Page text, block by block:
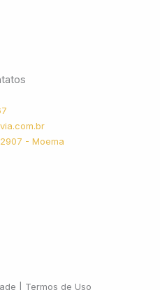
- Moema
| Termos de Uso